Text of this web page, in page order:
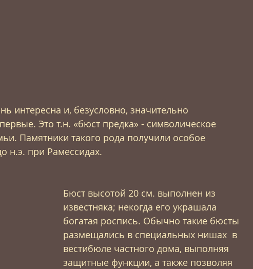
интересна и, безусловно, значительно
Это т.н. «бюст предка» - символическое
Памятники такого рода получили особое
н.э. при Рамессидах.
Бюст высотой 20 см. выполнен из
известняка; некогда его украшала
богатая роспись. Обычно такие бюсты
размещались в специальных нишах  в
вестибюле частного дома, выполняя
защитные функции, а также позволяя